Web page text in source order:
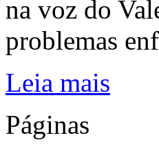
na voz do
problemas
Leia mais
Páginas